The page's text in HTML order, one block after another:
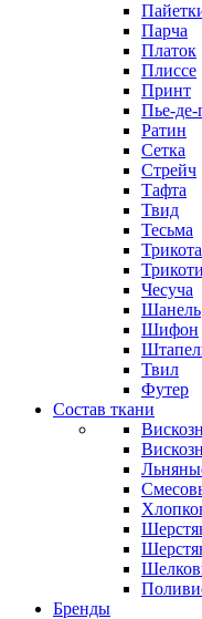
Парча
Платок
Плиссе
Принт
Пье-де-
Ратин
Сетка
Стрейч
Тафта
Твид
Тесьма
Чесуча
Шанель
Шифон
Твил
Футер
Состав ткани
Бренды